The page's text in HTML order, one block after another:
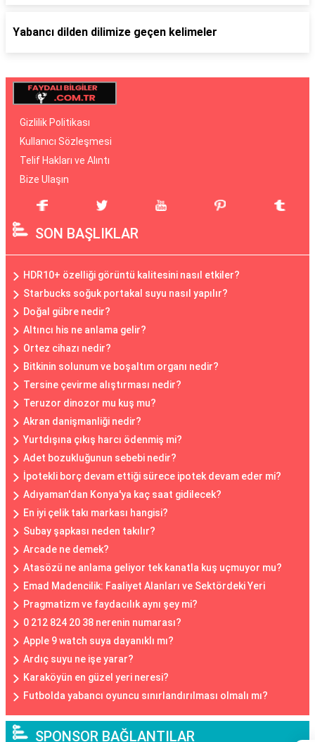
Yabancı dilden dilimize geçen kelimeler
Gizlilik Politikası
Kullanıcı Sözleşmesi
Telif Hakları ve Alıntı
Bize Ulaşın
SON BAŞLIKLAR
HDR10+ özelliği görüntü kalitesini nasıl etkiler?
Starbucks soğuk portakal suyu nasıl yapılır?
Doğal gübre nedir?
Altıncı his ne anlama gelir?
Ortez cihazı nedir?
Bitkinin solunum ve boşaltım organı nedir?
Tersine çevirme alıştırması nedir?
Teruzor dinozor mu kuş mu?
Akran danişmanliği nedir?
Yurtdışına çıkış harcı ödenmiş mi?
Adet bozukluğunun sebebi nedir?
İpotekli borç devam ettiği sürece ipotek devam eder mi?
Adıyaman'dan Konya'ya kaç saat gidilecek?
En iyi çelik takı markası hangisi?
Subay şapkası neden takılır?
Arcade ne demek?
Atasözü ne anlama geliyor tek kanatla kuş uçmuyor mu?
Emad Madencilik: Faaliyet Alanları ve Sektördeki Yeri
Pragmatizm ve faydacılık aynı şey mi?
0 212 824 20 38 nerenin numarası?
Apple 9 watch suya dayanıklı mı?
Ardıç suyu ne işe yarar?
Karaköyün en güzel yeri neresi?
Futbolda yabancı oyuncu sınırlandırılması olmalı mı?
SPONSOR BAĞLANTILAR